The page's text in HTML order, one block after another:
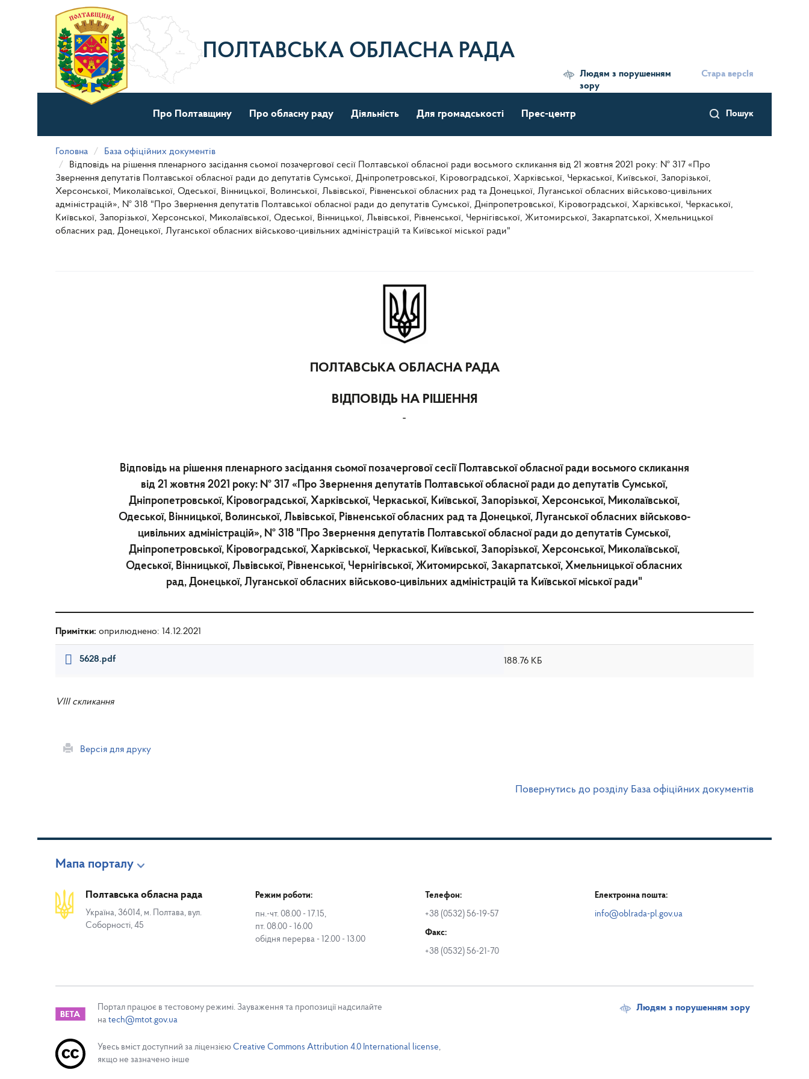
матеріалу
ПОЛТАВСЬКА ОБЛАСНА РАДА
Людям з порушенням
зору
Стара версІя
Пошук
Про Полтавщину Про обласну раду Діяльність Для громадськості Прес-центр
Головна
База офіційних документів
Відповідь на рішення пленарного засідання сьомої позачергової сесії Полтавської обласної ради восьмого скликання від 21 жовтня 2021 року: № 317 «Про
Звернення депутатів Полтавської обласної ради до депутатів Сумської, Дніпропетровської, Кіровоградської, Харківської, Черкаської, Київської, Запорізької,
Херсонської, Миколаївської, Одеської, Вінницької, Волинської, Львівської, Рівненської обласних рад та Донецької, Луганської обласних військово-цивільних
адміністрацій», № 318 "Про Звернення депутатів Полтавської обласної ради до депутатів Сумської, Дніпропетровської, Кіровоградської, Харківської, Черкаської,
Київської, Запорізької, Херсонської, Миколаївської, Одеської, Вінницької, Львівської, Рівненської, Чернігівської, Житомирської, Закарпатської, Хмельницької
обласних рад, Донецької, Луганської обласних військово-цивільних адміністрацій та Київської міської ради"
ПОЛТАВСЬКА ОБЛАСНА РАДА
ВІДПОВІДЬ НА РІШЕННЯ
-
Відповідь на рішення пленарного засідання сьомої позачергової сесії Полтавської обласної ради восьмого скликання
від 21 жовтня 2021 року: № 317 «Про Звернення депутатів Полтавської обласної ради до депутатів Сумської,
Дніпропетровської, Кіровоградської, Харківської, Черкаської, Київської, Запорізької, Херсонської, Миколаївської,
Одеської, Вінницької, Волинської, Львівської, Рівненської обласних рад та Донецької, Луганської обласних військово-
цивільних адміністрацій», № 318 "Про Звернення депутатів Полтавської обласної ради до депутатів Сумської,
Дніпропетровської, Кіровоградської, Харківської, Черкаської, Київської, Запорізької, Херсонської, Миколаївської,
Одеської, Вінницької, Львівської, Рівненської, Чернігівської, Житомирської, Закарпатської, Хмельницької обласних
рад, Донецької, Луганської обласних військово-цивільних адміністрацій та Київської міської ради"
Примітки: оприлюднено: 14.12.2021
5628.pdf 188.76 КБ
VIII скликання
Версія для друку
Повернутись до розділу База офіційних документів
Мапа порталу
Полтавська обласна рада
Україна, 36014, м. Полтава, вул.
Соборності, 45
Режим роботи:
пн.-чт. 08.00 - 17.15,
пт. 08.00 - 16.00
обідня перерва - 12.00 - 13.00
Телефон:
+38 (0532) 56-19-57
Факс:
+38 (0532) 56-21-70
Електронна пошта:
info@oblrada-pl.gov.ua
Портал працює в тестовому режимі. Зауваження та пропозиції надсилайте
на tech@mtot.gov.ua
Увесь вміст доступний за ліцензією Creative Commons Attribution 4.0 International license,
якщо не зазначено інше
Людям з порушенням зору